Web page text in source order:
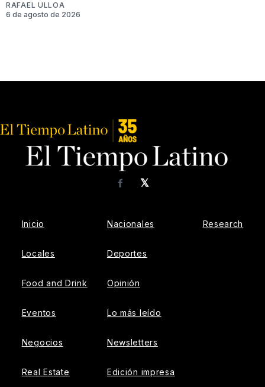
RAFAEL ULLOA
6 de agosto de 2026
𝕏
Facebook
Inicio
Locales
Food and Drink
Eventos
Negocios
Real Estate
Nacionales
Deportes
Opinión
Lo más leído
Newsletters
Edición impresa
Research